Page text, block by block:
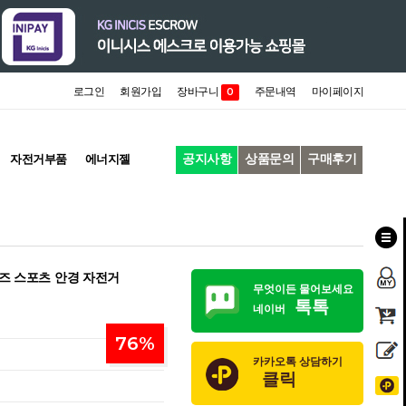
로그인 회원가입 장바구니 0 주문내역 마이페이지
자전거부품 에너지젤 공지사항 상품문의 구매후기
스포츠 안경 자전거
76%
무엇이든 물어보세요
네이버
톡톡
카카오톡 상담하기
클릭